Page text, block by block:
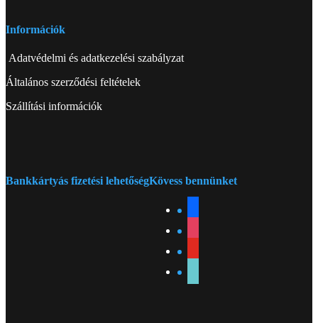
Információk
Adatvédelmi és adatkezelési szabályzat
Általános szerződési feltételek
Szállítási információk
Bankkártyás fizetési lehetőségKövess bennünket